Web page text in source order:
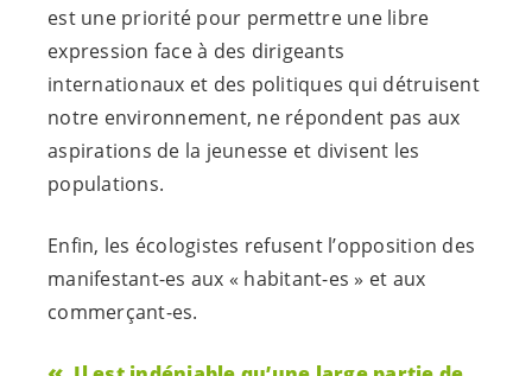
est une priorité pour permettre une libre
expression face à des dirigeants
internationaux et des politiques qui détruisent
notre environnement, ne répondent pas aux
aspirations de la jeunesse et divisent les
populations.
Enfin, les écologistes refusent l’opposition des
manifestant-es aux « habitant-es » et aux
commerçant-es.